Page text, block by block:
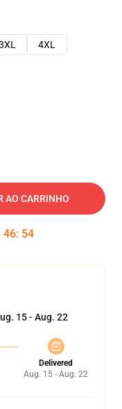
4XL
AO CARRINHO
46: 54
15 - Aug. 22
Delivered
Aug. 15 - Aug. 22